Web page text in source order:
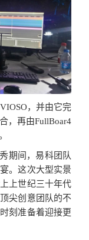
，并由它完
，再由FullBoar4
期间，易科团队
。这次大型实景
上世纪三十年代
尖创意团队的不
刻准备着迎接更